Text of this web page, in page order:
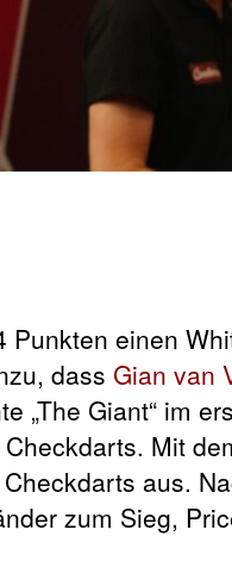
Punkten einen
dass Gian van
„The Giant“ im
Mit
aus.
zum Sieg,